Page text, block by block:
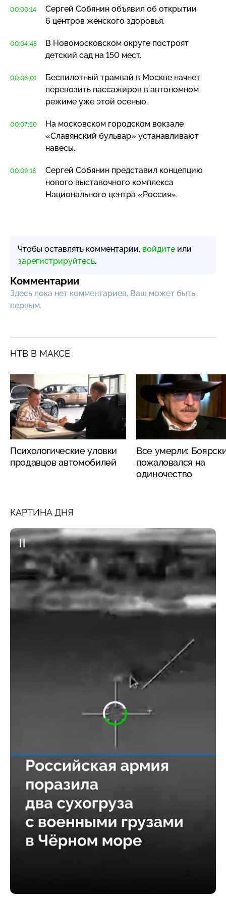
00:00:14
Сергей Собянин объявил об открытии
6 центров женского здоровья.
00:04:48
В Новомосковском округе построят
детский сад на 150 мест.
00:06:01
Беспилотный трамвай в Москве начнет
перевозить пассажиров в автономном
режиме уже этой осенью.
00:07:50
На московском городском вокзале
«Славянский бульвар» устанавливают
навесы.
00:09:18
Сергей Собянин представил концепцию
нового выставочного комплекса
Национального центра «Россия».
Чтобы оставлять комментарии, войдите или
зарегистрируйтесь.
Комментарии
Здесь пока нет комментариев, Ваш может быть
первым.
НТВ В МАКСЕ
Психологические уловки
продавцов автомобилей
Все умерли:
пожаловался на
одиночество
КАРТИНА ДНЯ